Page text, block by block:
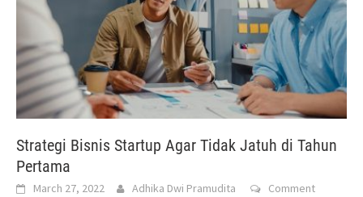
Strategi Bisnis Startup Agar Tidak Jatuh di Tahun
Pertama
March 27, 2022 Adhika Dwi Pramudita Comment